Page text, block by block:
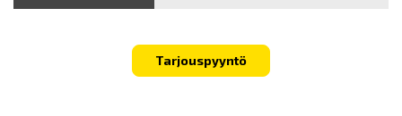
Tarjouspyyntö